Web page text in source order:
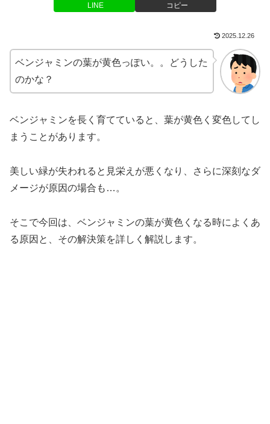
LINE コピー
2025.12.26
ベンジャミンの葉が黄色っぽい。。どうした
のかな？
ベンジャミンを長く育てていると、葉が黄色く変色してし
まうことがあります。
美しい緑が失われると見栄えが悪くなり、さらに深刻なダ
メージが原因の場合も…。
そこで今回は、ベンジャミンの葉が黄色くなる時によくあ
る原因と、その解決策を詳しく解説します。